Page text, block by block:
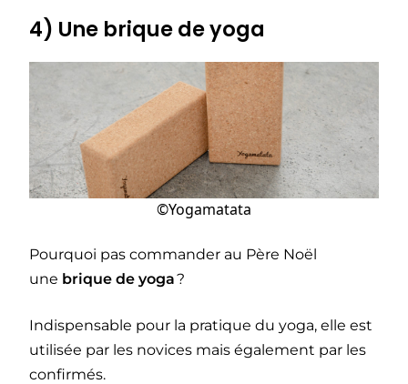
4) Une brique de yoga
©Yogamatata
Pourquoi pas commander au Père Noël
une brique de yoga?
Indispensable pour la pratique du yoga, elle est
utilisée par les novices mais également par les
confirmés.